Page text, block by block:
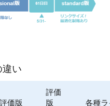
い
評価版
評価
版
各種